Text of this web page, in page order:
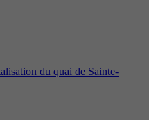
du quai de Sainte-